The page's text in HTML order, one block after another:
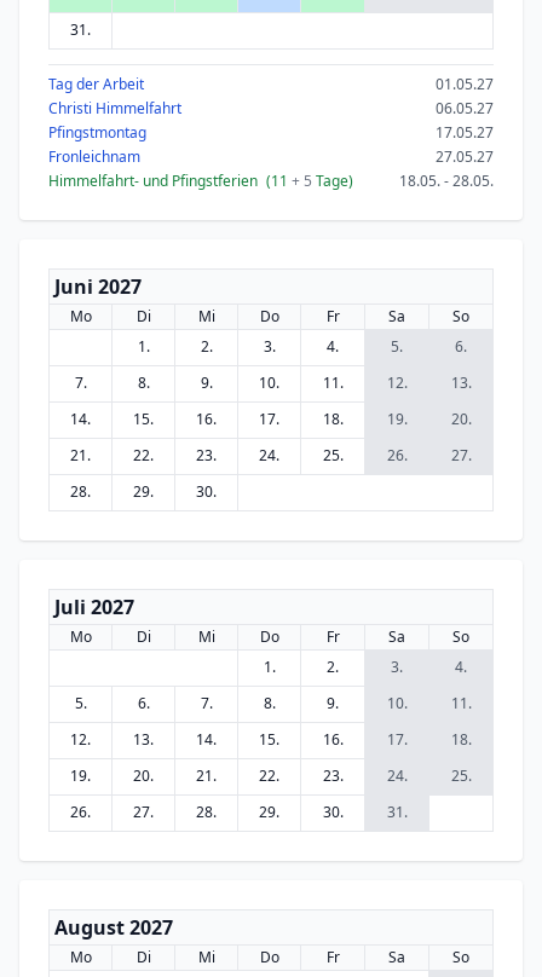
31.
Tag der Arbeit
01.05.27
Christi Himmelfahrt
06.05.27
Pfingstmontag
17.05.27
Fronleichnam
27.05.27
Himmelfahrt- und Pfingstferien (11 + 5 Tage) 18.05. - 28.05.
Juni 2027
Mo Di Mi Do Fr Sa
So
1.
2. 3. 4. 5.
6.
7.
8. 9. 10. 11. 12.
13.
14.
15. 16. 17. 18. 19.
20.
21.
22. 23. 24. 25. 26.
27.
28.
29. 30.
Juli 2027
Mo Di Mi Do Fr Sa
So
1.
2. 3.
4.
5.
6. 7. 8. 9. 10.
11.
12.
13. 14. 15. 16. 17.
18.
19.
20. 21. 22. 23. 24.
25.
26.
27. 28. 29. 30. 31.
August 2027
Mo Di Mi Do Fr Sa
So